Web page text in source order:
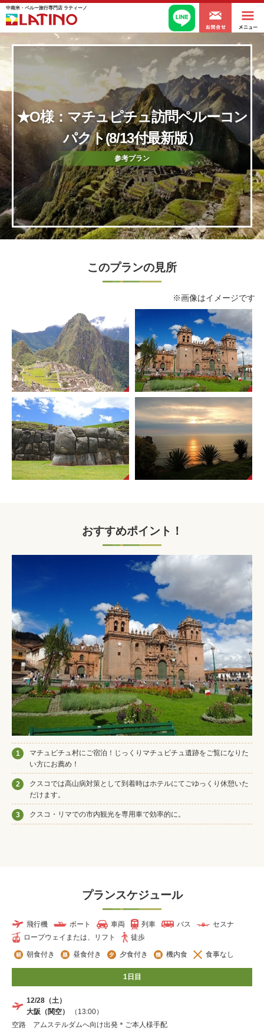
中南米・ペルー旅行専門店 ラティーノ
★O様：マチュピチュ訪問ペルーコン
パクト(8/13付最新版）
参考プラン
このプランの見所
※画像はイメージです
おすすめポイント！
1
マチュピチュ村にご宿泊！じっくりマチュピチュ遺跡をご覧になりた
い方にお薦め！
2
クスコでは高山病対策として到着時はホテルにてごゆっくり休憩いた
だけます。
3 クスコ・リマでの市内観光を専用車で効率的に。
プランスケジュール
飛行機 ボート 車両 列車 バス
セスナ
ロープウェイまたは、リフト
徒歩
朝食付き 昼食付き 夕食付き 機内食 食事なし
1日目
12/28（土）
大阪（関空）
（13:00）
空路 アムステルダムへ向け出発＊ご本人様手配